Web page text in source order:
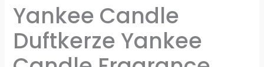
Yankee Candle
Duftkerze Yankee